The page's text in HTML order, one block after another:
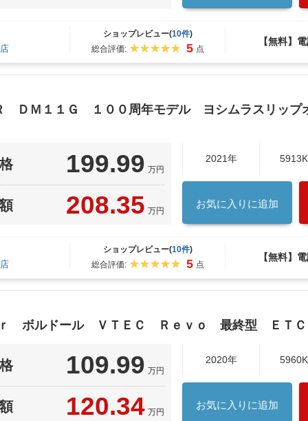
ショップレビュー(10件)
総合評価:
5 点
【無料】
ＤＭ１１Ｇ １００周年モデル ヨシムラスリップ
199.99 万円
208.35 万円
2021年
お気に入りに追加
ショップレビュー(10件)
総合評価:
5 点
【無料】
ｒ ボルドール ＶＴＥＣ Ｒｅｖｏ 最終型 ＥＴＣ
109.99 万円
120.34 万円
2020年
お気に入りに追加